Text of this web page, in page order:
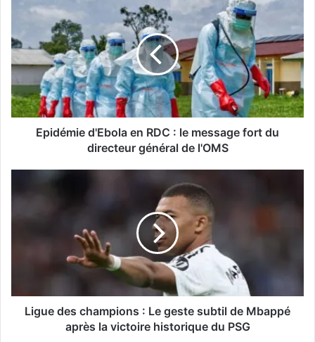
Epidémie d'Ebola en RDC : le message fort du
directeur général de l'OMS
Ligue des champions : Le geste subtil de Mbappé
après la victoire historique du PSG